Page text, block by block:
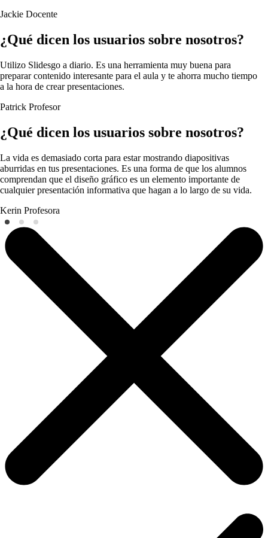
Jackie Docente
¿Qué dicen los usuarios sobre nosotros?
Utilizo Slidesgo a diario. Es una herramienta muy buena para
preparar contenido interesante para el aula y te ahorra mucho tiempo
a la hora de crear presentaciones.
Patrick Profesor
¿Qué dicen los usuarios sobre nosotros?
La vida es demasiado corta para estar mostrando diapositivas
aburridas en tus presentaciones. Es una forma de que los alumnos
comprendan que el diseño gráfico es un elemento importante de
cualquier presentación informativa que hagan a lo largo de su vida.
Kerin Profesora